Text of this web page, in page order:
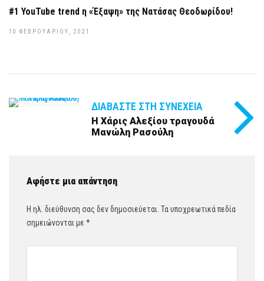
#1 YouTube trend η «Έξαψη» της Νατάσας Θεοδωρίδου!
10 ΦΕΒΡΟΥΑΡΊΟΥ, 2021
ΔΙΑΒΆΣΤΕ ΣΤΗ ΣΥΝΈΧΕΙΑ
Η Χάρις Αλεξίου τραγουδά
Μανώλη Ρασούλη
Αφήστε μια απάντηση
Η ηλ. διεύθυνση σας δεν δημοσιεύεται. Τα υποχρεωτικά πεδία
σημειώνονται με *